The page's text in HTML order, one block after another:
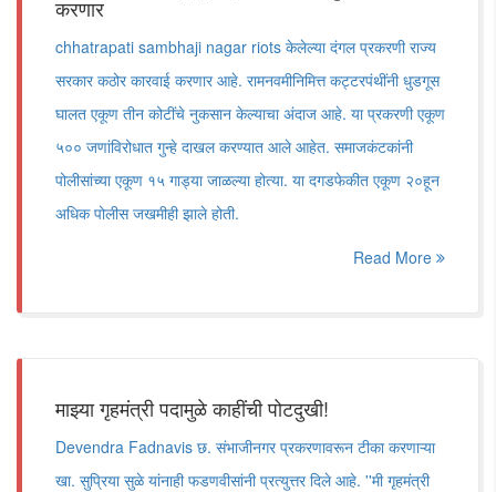
करणार
chhatrapati sambhaji nagar riots केलेल्या दंगल प्रकरणी राज्य
सरकार कठोर कारवाई करणार आहे. रामनवमीनिमित्त कट्टरपंथींनी धुडगूस
घालत एकूण तीन कोटींचे नुकसान केल्याचा अंदाज आहे. या प्रकरणी एकूण
५०० जणांविरोधात गुन्हे दाखल करण्यात आले आहेत. समाजकंटकांनी
पोलीसांच्या एकूण १५ गाड्या जाळल्या होत्या. या दगडफेकीत एकूण २०हून
अधिक पोलीस जखमीही झाले होती.
Read More
माझ्या गृहमंत्री पदामुळे काहींची पोटदुखी!
Devendra Fadnavis छ. संभाजीनगर प्रकरणावरून टीका करणाऱ्या
खा. सुप्रिया सुळे यांनाही फडणवीसांनी प्रत्युत्तर दिले आहे. ''मी गृहमंत्री